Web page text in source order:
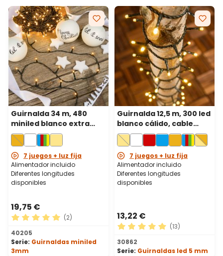
Guirnalda 34 m, 480
miniled blanco extra
cálido, cable verde
7 juegos + luz fija
Alimentador incluido
Diferentes longitudes
disponibles
19,75 €
Calificación promedio de 5 de 5 estrellas
(2)
40205
Serie: Guirnaldas miniled
3mm
Guirnalda 12,5 m, 300 led
blanco cálido, cable
verde
7 juegos + luz fija
Alimentador incluido
Diferentes longitudes
disponibles
13,22 €
Calificación promedio de
(13)
30862
Serie: Guirnaldas led 5 mm